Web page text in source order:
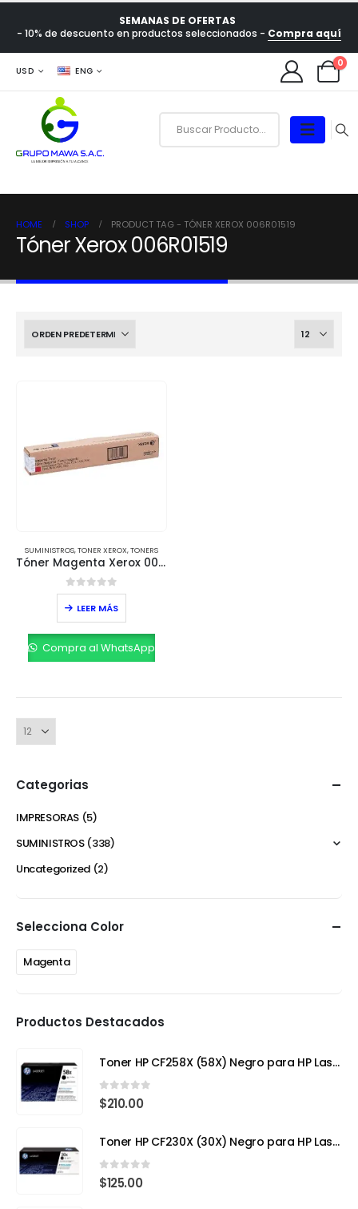
SEMANAS DE OFERTAS
- 10% de descuento en productos seleccionados - Compra aquí
USD ENG
0
HOME SHOP PRODUCT TAG - TÓNER XEROX 006R01519
Tóner Xerox 006R01519
SUMINISTROS,TONER XEROX,TONERS
Tóner Magenta Xerox 006R01519 – 15,000 páginas
0out of 5
LEER MÁS
Compra al WhatsApp
Categorias
IMPRESORAS (5)
SUMINISTROS (338)
Uncategorized (2)
Selecciona Color
Magenta
Productos Destacados
Toner HP CF258X (58X) Negro para HP LaserJet Pro
0 out of 5
$210.00
Toner HP CF230X (30X) Negro para HP LaserJet Pro
0out of 5
$125.00